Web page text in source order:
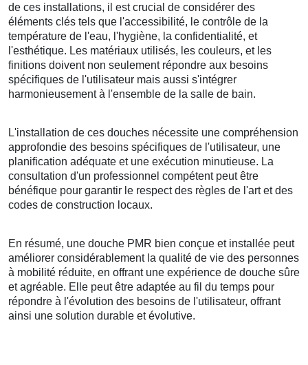
de ces installations, il est crucial de considérer des
éléments clés tels que l'accessibilité, le contrôle de la
température de l'eau, l'hygiène, la confidentialité, et
l'esthétique. Les matériaux utilisés, les couleurs, et les
finitions doivent non seulement répondre aux besoins
spécifiques de l'utilisateur mais aussi s'intégrer
harmonieusement à l'ensemble de la salle de bain.
L'installation de ces douches nécessite une compréhension
approfondie des besoins spécifiques de l'utilisateur, une
planification adéquate et une exécution minutieuse. La
consultation d'un professionnel compétent peut être
bénéfique pour garantir le respect des règles de l'art et des
codes de construction locaux.
En résumé, une douche PMR bien conçue et installée peut
améliorer considérablement la qualité de vie des personnes
à mobilité réduite, en offrant une expérience de douche sûre
et agréable. Elle peut être adaptée au fil du temps pour
répondre à l'évolution des besoins de l'utilisateur, offrant
ainsi une solution durable et évolutive.